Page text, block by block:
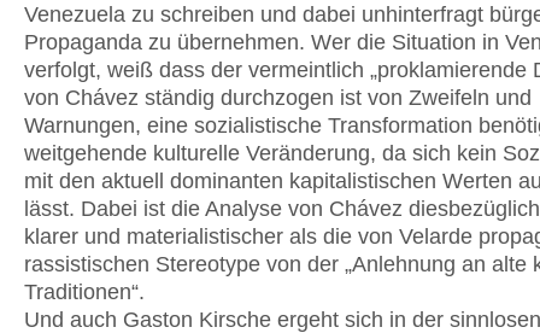
Venezuela zu schreiben und dabei unhinterfragt
Propaganda zu übernehmen. Wer die Situation in
verfolgt, weiß dass der vermeintlich „proklamierende
von Chávez ständig durchzogen ist von Zweifeln und
Warnungen, eine sozialistische Transformation
weitgehende kulturelle Veränderung, da sich kein
mit den aktuell dominanten kapitalistischen Werten
lässt. Dabei ist die Analyse von Chávez
klarer und materialistischer als die von Velarde
rassistischen Stereotype von der „Anlehnung an alte
Traditionen“.
Und auch Gaston Kirsche ergeht sich in der sinnlosen